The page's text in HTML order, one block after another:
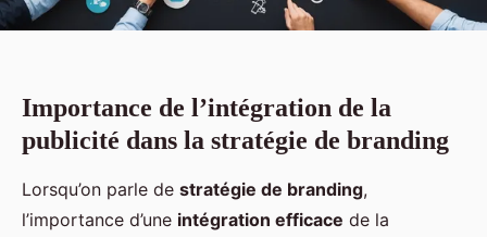
Importance de l’intégration de la
publicité dans la stratégie de branding
Lorsqu’on parle de stratégie de branding,
l’importance d’une intégration efficace de la